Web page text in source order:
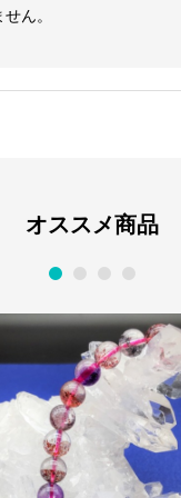
ん。
オススメ商品
1 2 3 4